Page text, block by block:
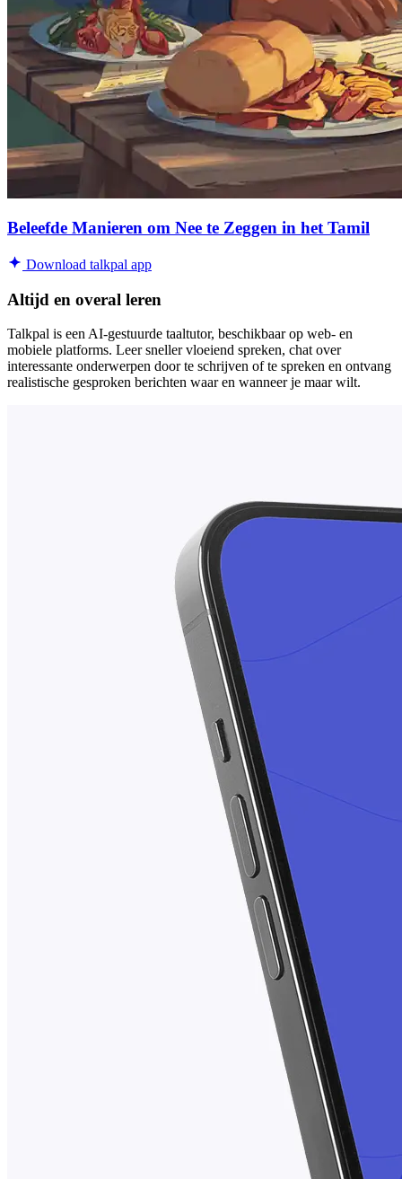
Beleefde Manieren om Nee te Zeggen in het Tamil
Download talkpal app
Altijd en overal leren
Talkpal is een AI-gestuurde taaltutor, beschikbaar op web- en
mobiele platforms. Leer sneller vloeiend spreken, chat over
interessante onderwerpen door te schrijven of te spreken en ontvang
realistische gesproken berichten waar en wanneer je maar wilt.